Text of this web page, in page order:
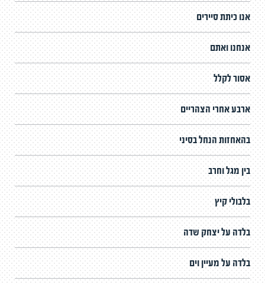
אנו כיתת סיירים
אנחנו ואתם
אסור לקלל
ארבע אחרי הצהריים
בהאחזות הנחל בסיני
בין מגל וחרב
בלבולי קיץ
בלדה על יצחק שדה
בלדה על מעיין וים